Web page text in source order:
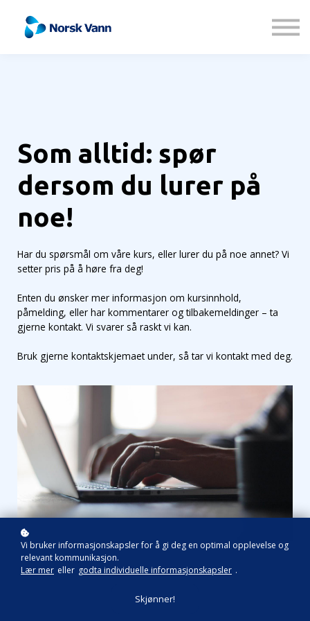
Som alltid: spør
dersom du lurer på
noe!
Har du spørsmål om våre kurs, eller lurer du på noe annet? Vi
setter pris på å høre fra deg!
Enten du ønsker mer informasjon om kursinnhold,
påmelding, eller har kommentarer og tilbakemeldinger – ta
gjerne kontakt. Vi svarer så raskt vi kan.
Bruk gjerne kontaktskjemaet under, så tar vi kontakt med deg.
Vi bruker informasjonskapsler for å gi deg en optimal opplevelse og
relevant kommunikasjon.
Lær mer eller godta individuelle informasjonskapsler .
Skjønner!